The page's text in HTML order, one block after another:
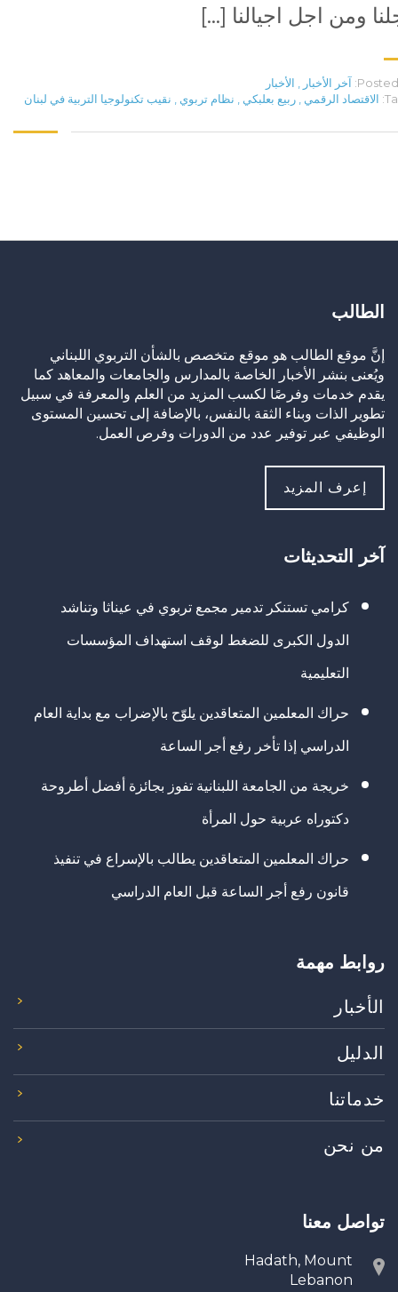
ومن اجل اجيالنا […]
Posted آخر الأخبار , الأخبار
الاقتصاد الرقمي , ربيع بعلبكي , نظام تربوي , نقيب تكنولوجيا التربية في لبنان
الطالب
إنَّ موقع الطالب هو موقع متخصص بالشأن التربوي اللبناني
ويُعنى بنشر الأخبار الخاصة بالمدارس والجامعات والمعاهد كما
يقدم خدمات وفرصًا لكسب المزيد من العلم والمعرفة في سبيل
تطوير الذات وبناء الثقة بالنفس، بالإضافة إلى تحسين المستوى
الوظيفي عبر توفير عدد من الدورات وفرص العمل.
إعرف المزيد
آخر التحديثات
كرامي تستنكر تدمير مجمع تربوي في عيناثا وتناشد
الدول الكبرى للضغط لوقف استهداف المؤسسات
التعليمية
حراك المعلمين المتعاقدين يلوّح بالإضراب مع بداية العام
الدراسي إذا تأخر رفع أجر الساعة
خريجة من الجامعة اللبنانية تفوز بجائزة أفضل أطروحة
دكتوراه عربية حول المرأة
حراك المعلمين المتعاقدين يطالب بالإسراع في تنفيذ
قانون رفع أجر الساعة قبل العام الدراسي
روابط مهمة
الأخبار
الدليل
خدماتنا
من نحن
تواصل معنا
Hadath, Mount
Lebanon